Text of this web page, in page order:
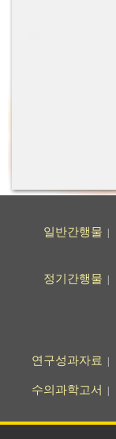
일반간행물
정기간행물
연구성과자료
수의과학고서